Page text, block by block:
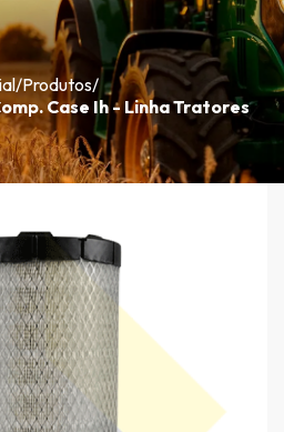
/Produtos/
Case Ih - Linha Tratores